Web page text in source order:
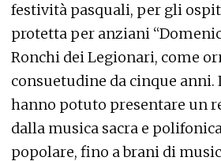
festività pasquali, per gli
protetta per anziani
Ronchi dei Legionari, come
consuetudine da cinque anni.
hanno potuto presentare un
dalla musica sacra e
popolare, fino a brani di